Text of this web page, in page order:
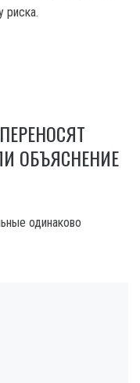
риска.
ОБЪЯСНЕНИЕ
одинаково